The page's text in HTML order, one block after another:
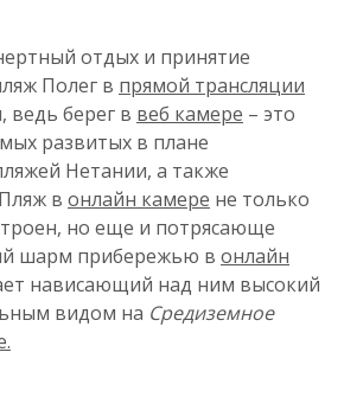
отдых и принятие
Полег в прямой трансляции
ведь берег в веб камере – это
развитых в плане
Нетании, а также
в онлайн камере не только
но еще и потрясающе
шарм прибережью в онлайн
нависающий над ним высокий
видом на Средиземное